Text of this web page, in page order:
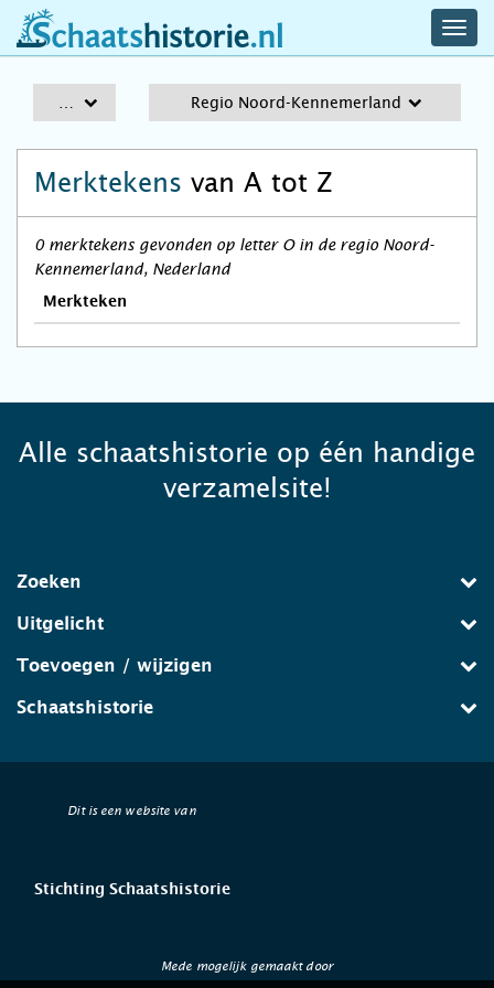
schaatshistorie.nl
Regio Noord-Kennemerland
Merktekens van A tot Z
0 merktekens gevonden op letter O in de regio Noord-
Kennemerland, Nederland
Merkteken
Alle schaatshistorie op één handige
verzamelsite!
Zoeken
Uitgelicht
Toevoegen / wijzigen
Schaatshistorie
Dit is een website van
Stichting Schaatshistorie
Mede mogelijk gemaakt door